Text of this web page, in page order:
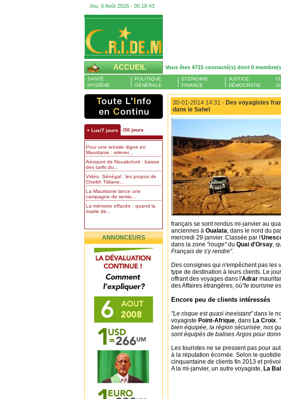
Jeu, 6 Août 2026 - 05:18:44
ACCUEIL Vous êtes 4715 connecté(s) dont 0
SANTÉ
HYGIÈNE
POLITIQUE
GÉNÉRALE
ECONOMIE
FINANCE
JUSTICE
DÉMOCRATIE
+ Lus/7 jours /30 jours
Pour une retraite digne en
Mauritanie : relever...
Aéroport de Nouakchott : baisse
des tarifs du...
Vidéo. Sénégal : les propos de
Cheikh Tidiane...
La Mauritanie lance une
campagne de semis...
La mémoire effacée : quand la
mairie de...
ANNONCEURS
30-01-2014 14:31 - Des voyagistes
dans le Sahel
français se sont rendus mi-janvier au
anciennes à Oualata, dans le nord du
mercredi 29 janvier. Classée par l'
dans la zone "rouge"du Quai d'Orsay,
Français de s'y rendre".
Des consignes qui n'empêchent pas les
type de destination à leurs clients. Le
offrant des voyages dans l'Adrar
des Affaires étrangères, où"le tourisme
Encore peu de clients intéressés
"Le risque est quasi inexistant"dans le
voyagiste Point-Afrique, dans La Croix.
bien équipée, la région sécurisée, nos
sont équipés de balises Argos pour
Les touristes ne se pressent pas pour
à la réputation écornée. Selon le
cinquantaine de clients fin 2013 et
A la mi-janvier, un autre voyagiste, La